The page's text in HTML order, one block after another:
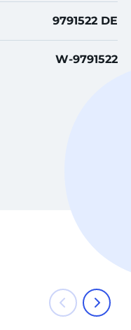
9791522 DE
W-9791522